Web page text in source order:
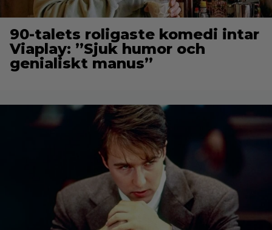
90-talets roligaste komedi intar
Viaplay: ”Sjuk humor och
genialiskt manus”